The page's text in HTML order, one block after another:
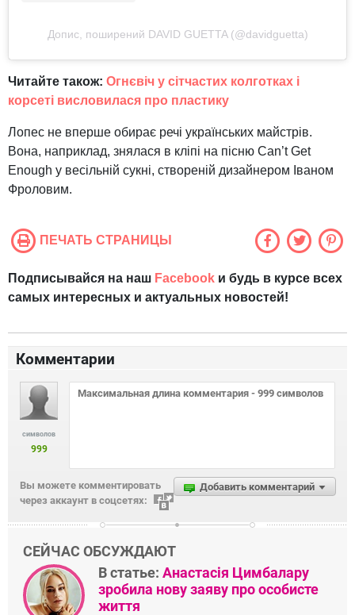
Допис, поширений DAVID GUETTA (@davidguetta)
Читайте також: Огнєвіч у сітчастих колготках і
корсеті висловилася про пластику
Лопес не вперше обирає речі українських майстрів.
Вона, наприклад, знялася в кліпі на пісню Can’t Get
Enough у весільній сукні, створеній дизайнером Іваном
Фроловим.
ПЕЧАТЬ СТРАНИЦЫ
Подписывайся на наш Facebook и будь в курсе всех
самых интересных и актуальных новостей!
Комментарии
символов
999
Добавить комментарий
Вы можете комментировать
через аккаунт в соцсетях:
СЕЙЧАС ОБСУЖДАЮТ
В статье: Анастасія Цимбалару
зробила нову заяву про особисте
життя